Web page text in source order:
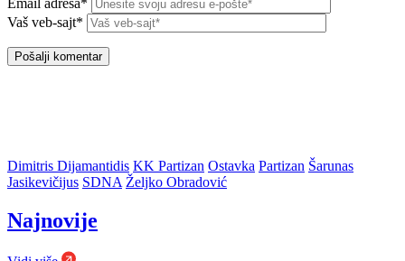
Vaš veb-sajt*
Dimitris Dijamantidis KK Partizan Ostavka Partizan Šarunas
Jasikevičijus SDNA Željko Obradović
Najnovije